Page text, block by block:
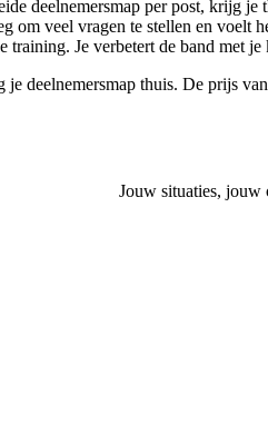
deelnemersmap per post, krijg
om veel vragen te stellen en
training. Je verbetert de band met
deelnemersmap thuis. De prijs
Jouw situaties,